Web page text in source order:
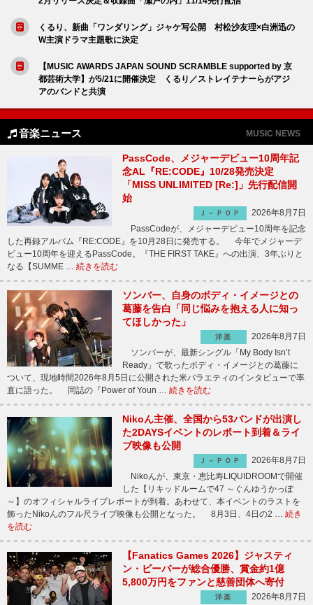
くるり、新曲「ワンダリング」ジャケ写公開 村松沙友理×白洲迅の
W主演ドラマ主題歌に決定
【MUSIC AWARDS JAPAN SOUND SCRAMBLE supported by 京
都芸術大学】が5/21に開催決定 くるり／ストレイテナーらがアジ
アのバンドと共演
音楽ニュース MUSIC NEWS
PassCode、メジャーデビュー10周年記
念AL『RE:CODE』10/28発売決定
「MISS UNLIMITED [Re:]」先行配信開
始
Ｊ－ＰＯＰ
2026年8月7日
PassCodeが、メジャーデビュー10周年を記念
した再録アルバム『RE:CODE』を10月28日に発売する。 今年でメジャーデ
ビュー10周年を迎えるPassCode。『THE FIRST TAKE』への出演、3年ぶりと
なる【SUMME … 続きを読む
ソンバー、自身のボディ・イメージとの
葛藤を告白「同じ悩みを抱える人に知っ
てほしかった」
洋楽
2026年8月7日
ソンバーが、最新シングル「My Body Isn’t
Ready」で歌ったボディ・イメージとの葛藤に
ついて、現地時間2026年8月5日に公開された米バラエティのインタビューで率
直に語った。 同誌の『Power of Youn … 続きを読む
Nikoん主催、全国から53バンドが出演し
た2DAYSイベントのレポート到着＆ライ
ブ映像も公開
Ｊ－ＰＯＰ
2026年8月7日
Nikoんが、東京・恵比寿LIQUIDROOMで開催
した【リキッドルームで47 ～ぐんゆうかっぽ
～】のオフィシャルライブレポートが到着。あわせて、本イベントのラストを
飾ったNikoんのフル尺ライブ映像も公開となった。 8月3日、4日の2 … 続き
を読む
【Fanatics Games 2026】ジャスティ
ン・ビーバーが総合優勝、賞金約1億
5,800万円をファンと慈善団体へ寄付
洋楽
2026年8月7日